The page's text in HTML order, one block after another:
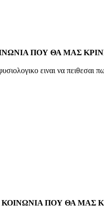
ΠΟΥ ΘΑ ΜΑΣ
ειναι να
ΠΟΥ ΘΑ ΜΑΣ